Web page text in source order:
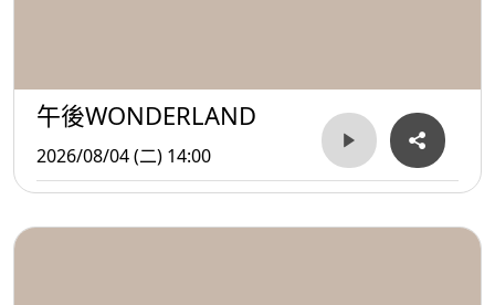
午後WONDERLAND
2026/08/04 (二) 14:00